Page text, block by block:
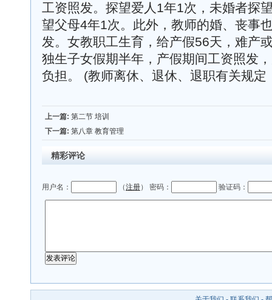
工资照发。探望爱人1年1次，未婚者探
望父母4年1次。此外，教师的婚、丧事
发。女教职工生育，给产假56天，难产
独生子女假期半年，产假期间工资照发
负担。 (教师离休、退休、退职有关规
上一篇: 第二节 培训
下一篇: 第八章 教育管理
精彩评论
用户名： （注册） 密码： 验证码：